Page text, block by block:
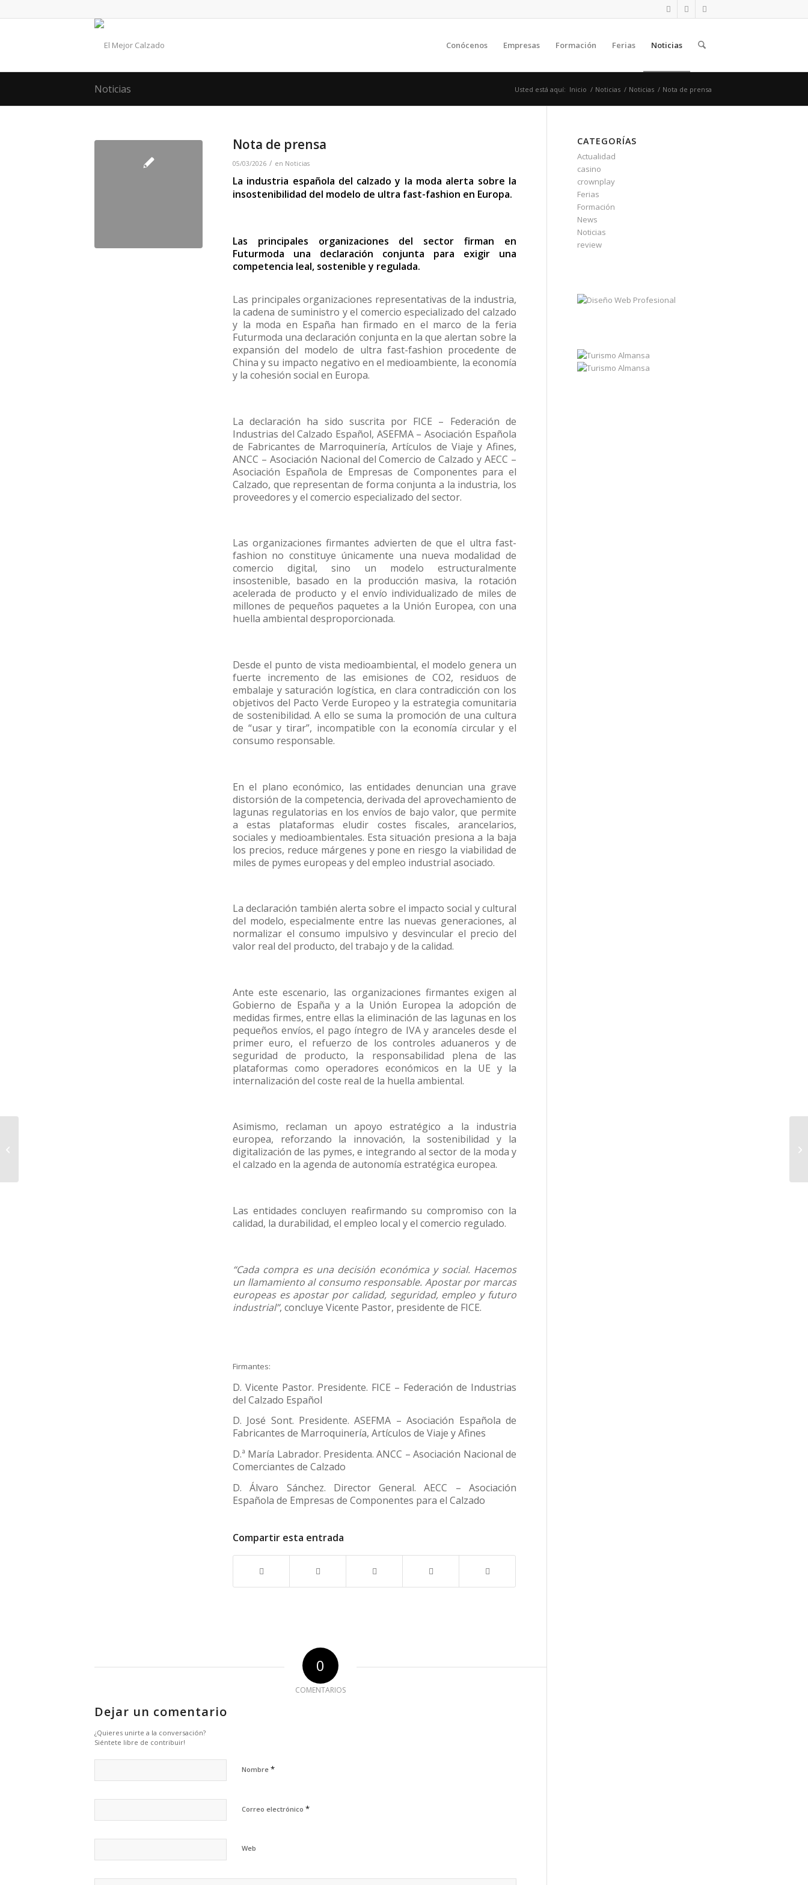
Conócenos Empresas Formación Ferias Noticias
Noticias Usted está aquí: Inicio / Noticias / Noticias / Nota de prensa
Nota de prensa
05/03/2026 / en Noticias
La industria española del calzado y la moda alerta sobre la
insostenibilidad del modelo de ultra fast-fashion en Europa.
Las principales organizaciones del sector firman en
Futurmoda una declaración conjunta para exigir una
competencia leal, sostenible y regulada.
Las principales organizaciones representativas de la industria,
la cadena de suministro y el comercio especializado del calzado
y la moda en España han firmado en el marco de la feria
Futurmoda una declaración conjunta en la que alertan sobre la
expansión del modelo de ultra fast-fashion procedente de
China y su impacto negativo en el medioambiente, la economía
y la cohesión social en Europa.
La declaración ha sido suscrita por FICE – Federación de
Industrias del Calzado Español, ASEFMA – Asociación Española
de Fabricantes de Marroquinería, Artículos de Viaje y Afines,
ANCC – Asociación Nacional del Comercio de Calzado y AECC –
Asociación Española de Empresas de Componentes para el
Calzado, que representan de forma conjunta a la industria, los
proveedores y el comercio especializado del sector.
Las organizaciones firmantes advierten de que el ultra fast-
fashion no constituye únicamente una nueva modalidad de
comercio digital, sino un modelo estructuralmente
insostenible, basado en la producción masiva, la rotación
acelerada de producto y el envío individualizado de miles de
millones de pequeños paquetes a la Unión Europea, con una
huella ambiental desproporcionada.
Desde el punto de vista medioambiental, el modelo genera un
fuerte incremento de las emisiones de CO2, residuos de
embalaje y saturación logística, en clara contradicción con los
objetivos del Pacto Verde Europeo y la estrategia comunitaria
de sostenibilidad. A ello se suma la promoción de una cultura
de “usar y tirar”, incompatible con la economía circular y el
consumo responsable.
En el plano económico, las entidades denuncian una grave
distorsión de la competencia, derivada del aprovechamiento de
lagunas regulatorias en los envíos de bajo valor, que permite
a estas plataformas eludir costes fiscales, arancelarios,
sociales y medioambientales. Esta situación presiona a la baja
los precios, reduce márgenes y pone en riesgo la viabilidad de
miles de pymes europeas y del empleo industrial asociado.
La declaración también alerta sobre el impacto social y cultural
del modelo, especialmente entre las nuevas generaciones, al
normalizar el consumo impulsivo y desvincular el precio del
valor real del producto, del trabajo y de la calidad.
Ante este escenario, las organizaciones firmantes exigen al
Gobierno de España y a la Unión Europea la adopción de
medidas firmes, entre ellas la eliminación de las lagunas en los
pequeños envíos, el pago íntegro de IVA y aranceles desde el
primer euro, el refuerzo de los controles aduaneros y de
seguridad de producto, la responsabilidad plena de las
plataformas como operadores económicos en la UE y la
internalización del coste real de la huella ambiental.
Asimismo, reclaman un apoyo estratégico a la industria
europea, reforzando la innovación, la sostenibilidad y la
digitalización de las pymes, e integrando al sector de la moda y
el calzado en la agenda de autonomía estratégica europea.
Las entidades concluyen reafirmando su compromiso con la
calidad, la durabilidad, el empleo local y el comercio regulado.
“Cada compra es una decisión económica y social. Hacemos
un llamamiento al consumo responsable. Apostar por marcas
europeas es apostar por calidad, seguridad, empleo y futuro
industrial”, concluye Vicente Pastor, presidente de FICE.
Firmantes:
D. Vicente Pastor. Presidente. FICE – Federación de Industrias
del Calzado Español
D. José Sont. Presidente. ASEFMA – Asociación Española de
Fabricantes de Marroquinería, Artículos de Viaje y Afines
D.ª María Labrador. Presidenta. ANCC – Asociación Nacional de
Comerciantes de Calzado
D. Álvaro Sánchez. Director General. AECC – Asociación
Española de Empresas de Componentes para el Calzado
Compartir esta entrada
0
COMENTARIOS
Dejar un comentario
¿Quieres unirte a la conversación?
Siéntete libre de contribuir!
Nombre *
Correo electrónico *
Web
CATEGORÍAS
Actualidad
casino
crownplay
Ferias
Formación
News
Noticias
review